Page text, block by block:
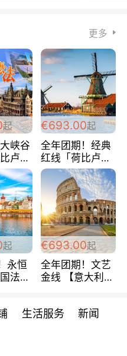
更多
起
峡谷
卢德
经
游
€693.00起
全年团期！经典
红线「荷比卢德
法」七天循环 五
国 仅售99欧/人/
天！巴黎上下！
包拼房~
起
永恒
法
拼房
€693.00起
全年团期！文艺
金线 【意大利一
每周铁发！
生活服务 新闻